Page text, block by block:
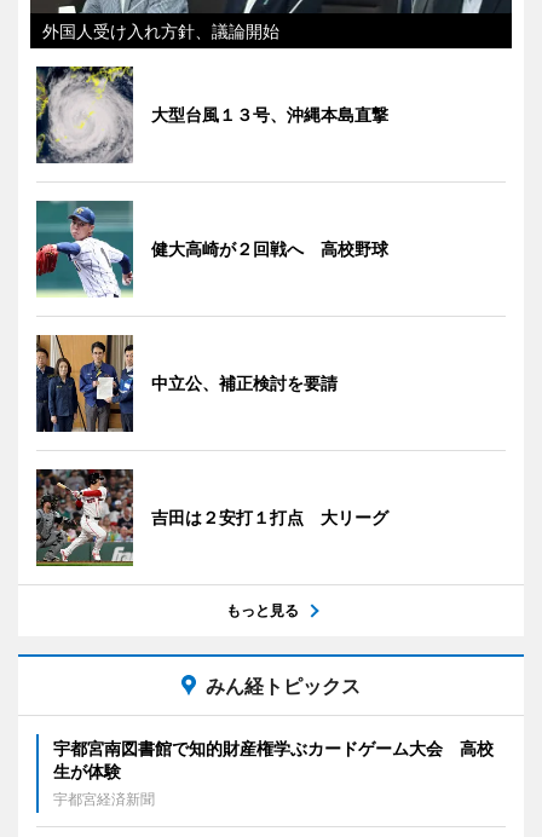
外国人受け入れ方針、議論開始
大型台風１３号、沖縄本島直撃
健大高崎が２回戦へ 高校野球
中立公、補正検討を要請
吉田は２安打１打点 大リーグ
もっと見る
みん経トピックス
宇都宮南図書館で知的財産権学ぶカードゲーム大会 高校
生が体験
宇都宮経済新聞